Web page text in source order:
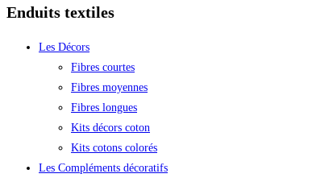
339,00€
Enduits textiles
Les Décors
Fibres courtes
Fibres moyennes
Fibres longues
Kits décors coton
Kits cotons colorés
Les Compléments décoratifs